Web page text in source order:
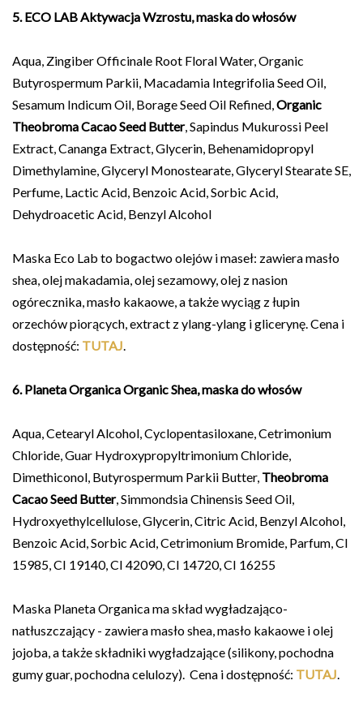
5. ECO LAB Aktywacja Wzrostu, maska do włosów
Aqua, Zingiber Officinale Root Floral Water, Organic
Butyrospermum Parkii, Macadamia Integrifolia Seed Oil,
Sesamum Indicum Oil, Borage Seed Oil Refined,Organic
Theobroma Cacao Seed Butter, Sapindus Mukurossi Peel
Extract, Cananga Extract, Glycerin, Behenamidopropyl
Dimethylamine, Glyceryl Monostearate, Glyceryl Stearate SE,
Perfume, Lactic Acid, Benzoic Acid, Sorbic Acid,
Dehydroacetic Acid, Benzyl Alcohol
Maska Eco Lab to bogactwo olejów i maseł: zawiera masło
shea, olej makadamia, olej sezamowy, olej z nasion
ogórecznika, masło kakaowe, a także wyciąg z łupin
orzechów piorących, extract z ylang-ylang i glicerynę. Cena i
dostępność: TUTAJ.
6. Planeta Organica Organic Shea, maska do włosów
Aqua, Cetearyl Alcohol, Cyclopentasiloxane, Cetrimonium
Chloride, Guar Hydroxypropyltrimonium Chloride,
Dimethiconol, Butyrospermum Parkii Butter, Theobroma
Cacao Seed Butter, Simmondsia Chinensis Seed Oil,
Hydroxyethylcellulose, Glycerin, Citric Acid, Benzyl Alcohol,
Benzoic Acid, Sorbic Acid, Cetrimonium Bromide, Parfum, CI
15985, CI 19140, CI 42090, CI 14720, CI 16255
Maska Planeta Organica ma skład wygładzająco-
natłuszczający - zawiera masło shea, masło kakaowe i olej
jojoba, a także składniki wygładzające (silikony, pochodna
gumy guar, pochodna celulozy). Cena i dostępność: TUTAJ.